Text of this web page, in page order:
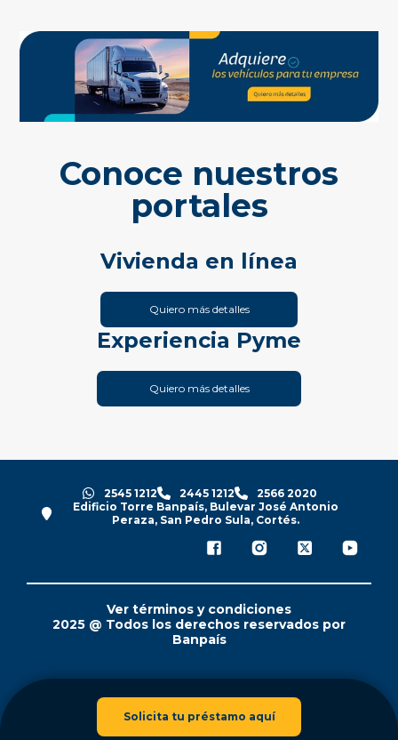
Solicita tu préstamo aquí
Conoce nuestros
portales
Vivienda en línea
Quiero más detalles
Experiencia Pyme
Quiero más detalles
2545 1212 2445 1212
2566 2020
Edificio Torre Banpaís, Bulevar José Antonio
Peraza, San Pedro Sula, Cortés.
Ver términos y condiciones
2025 @ Todos los derechos reservados por
Banpaís